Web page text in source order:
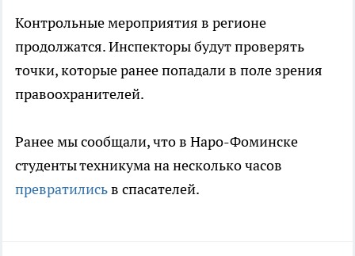
Контрольные мероприятия в регионе
продолжатся. Инспекторы будут проверять
точки, которые ранее попадали в поле зрения
правоохранителей.
Ранее мы сообщали, что в Наро-Фоминске
студенты техникума на несколько часов
превратилисьв спасателей.